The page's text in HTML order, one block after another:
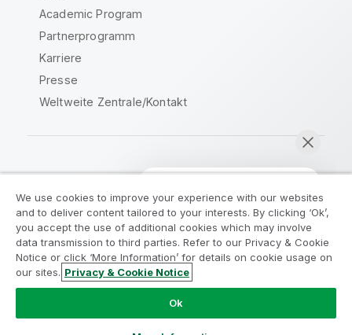
Academic Program
Partnerprogramm
Karriere
Presse
Weltweite Zentrale/Kontakt
Rechtliche Vereinbarungen
Produktbedingungen
Legal Policies
Legal Policies
Benutzungsbedingungen
Marken
Do Not Share My Info
Copyright © 1993-2026 QlikTech International AB. Alle
We use cookies to improve your experience with our websites
and to deliver content tailored to your interests. By clicking ‘Ok’,
you accept the use of additional cookies which may involve
data transmission to third parties. Refer to our Privacy & Cookie
Notice or click ‘More Information’ for details on cookie usage on
our sites. Privacy & Cookie Notice
Ok